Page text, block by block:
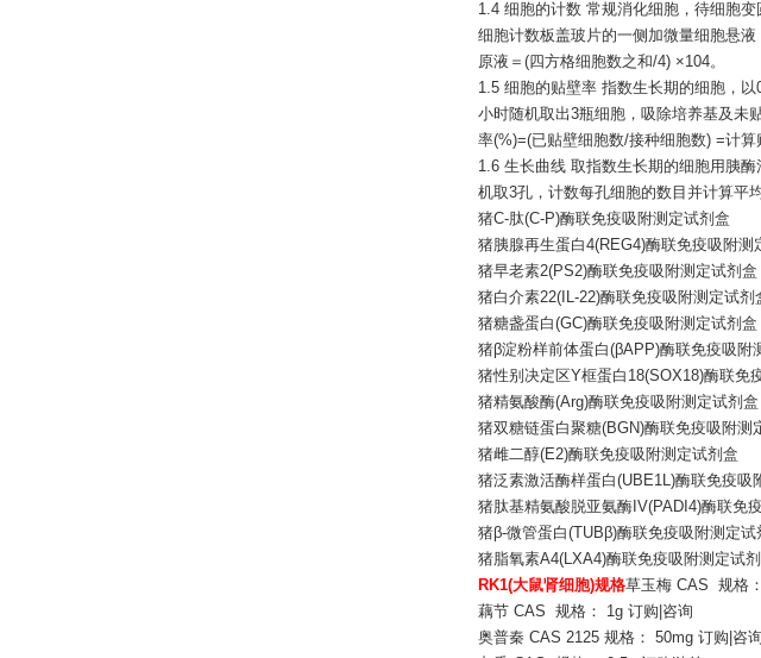
1.4 细胞的计数 常规消化细胞，待细胞
细胞计数板盖玻片的一侧加微量细胞悬
原液＝(四方格细胞数之和/4) ×104。
1.5 细胞的贴壁率 指数生长期的细胞，
小时随机取出3瓶细胞，吸除培养基及未
率(%)=(已贴壁细胞数/接种细胞数) =计算
1.6 生长曲线 取指数生长期的细胞用胰
机取3孔，计数每孔细胞的数目并计算平
猪C-肽(C-P)酶联免疫吸附测定试剂盒
猪胰腺再生蛋白4(REG4)酶联免疫吸附测
猪早老素2(PS2)酶联免疫吸附测定试剂盒
猪白介素22(IL-22)酶联免疫吸附测定试剂
猪糖盏蛋白(GC)酶联免疫吸附测定试剂盒
猪β淀粉样前体蛋白(βAPP)酶联免疫吸附
猪性别决定区 Y框蛋白18(SOX18)酶联免
猪精氨酸酶(Arg)酶联免疫吸附测定试剂盒
猪双糖链蛋白聚糖(BGN)酶联免疫吸附测
猪雌二醇(E2)酶联免疫吸附测定试剂盒
猪泛素激活酶样蛋白(UBE1L)酶联免疫吸
猪肽基精氨酸脱亚氨酶 IV(PADI4)酶联免
猪β-微管蛋白(TUBβ)酶联免疫吸附测定试
猪脂氧素A4(LXA4)酶联免疫吸附测定试
RK1(大鼠肾细胞)规格草玉梅 CAS 规格
藕节 CAS 规格： 1g 订购|咨询
奥普秦 CAS 2125 规格： 50mg 订购|咨询